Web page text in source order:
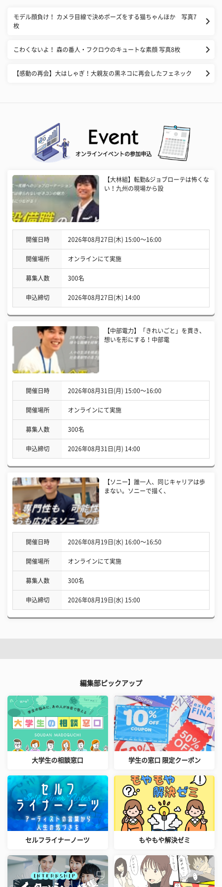
モデル顔負け！ カメラ目線で決めポーズをする猫ちゃんほか 写真7
枚
こわくないよ！ 森の番人・フクロウのキュートな素顔 写真8枚
【感動の再会】大はしゃぎ！大親友の黒ネコに再会したフェネック
オンラインイベントの参加申込
【大林組】転勤&ジョブローテは怖くな
い！九州の現場から設
開催日時 2026年08月27日(木) 15:00〜16:00
開催場所 オンラインにて実施
募集人数 300名
申込締切 2026年08月27日(木) 14:00
【中部電力】「きれいごと」を貫き、
想いを形にする！中部電
開催日時 2026年08月31日(月) 15:00〜16:00
開催場所 オンラインにて実施
募集人数 300名
申込締切 2026年08月31日(月) 14:00
【ソニー】誰一人、同じキャリアは歩
まない。ソニーで描く、
開催日時 2026年08月19日(水) 16:00〜16:50
開催場所 オンラインにて実施
募集人数 300名
申込締切 2026年08月19日(水) 15:00
編集部ピックアップ
大学生の相談窓口 学生の窓口 限定クーポン
セルフライナーノーツ もやもや解決ゼミ